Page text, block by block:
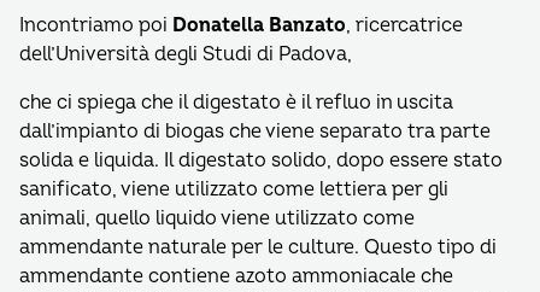
Incontriamo poi Donatella Banzato, ricercatrice
dell’Università degli Studi di Padova,
che ci spiega che il digestato è il refluo in uscita
dall’impianto di biogas che viene separato tra parte
solida e liquida. Il digestato solido, dopo essere stato
sanificato, viene utilizzato come lettiera per gli
animali, quello liquido viene utilizzato come
ammendante naturale per le culture. Questo tipo di
ammendante contiene azoto ammoniacale che